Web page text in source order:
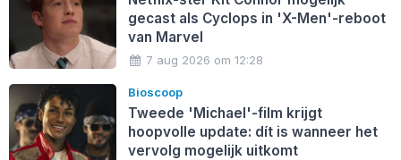
gecast als Cyclops in 'X-Men'-reboot
van Marvel
7 aug 2026 om 12:28
Bioscoop
Tweede 'Michael'-film krijgt
hoopvolle update: dít is wanneer het
vervolg mogelijk uitkomt